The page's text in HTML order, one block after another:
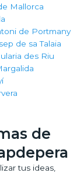
Mallorca
de Portmany
de sa Talaia
des Riu
de
tus ideas,